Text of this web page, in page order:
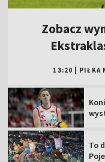
Zobacz
13:20 PIŁKA
To